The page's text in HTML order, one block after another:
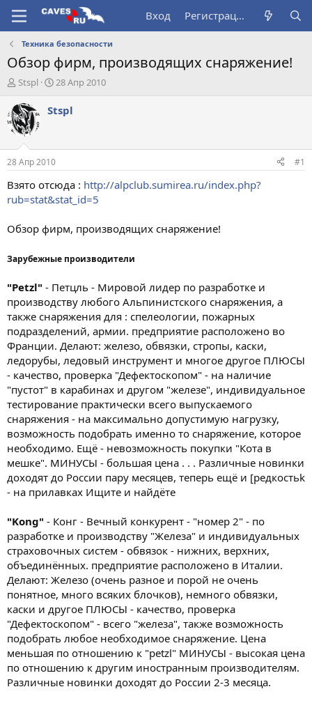
Вход Регистрация
Техника безопасности
Обзор фирм, производящих снаряжение!
А
т
о
р
т
е
м
ы
Stspl
Д
т
а
л
28 Апр 2010
Stspl
28 Апр 2010 #1
Взято отсюда : http://alpclub.sumirea.ru/index.php?
rub=stat&stat_id=5
Обзор фирм, производящих снаряжение!
Зарубежные производители
"Petzl" - Петцль - Мировой лидер по разработке и
производству любого Альпинистского снаряжения, а
также снаряжения для : спелеологии, пожарных
подразделений, армии. предприятие расположено во
Франции. Делают: железо, обвязки, стропы, каски,
ледорубы, ледовый инструмент и многое другое ПЛЮСЫ
- качество, проверка "Дефектоскопом" - на наличие
"пустот" в карабинах и другом "железе", индивидуальное
тестирование практически всего выпускаемого
снаряжения - на максимально допустимую нагрузку,
возможность подобрать именно то снаряжение, которое
необходимо. Ещё - невозможность покупки "Кота в
мешке". МИНУСЫ - большая цена . . . Различные новинки
доходят до России пару месяцев, теперь ещё и [редкостьk
- на прилавках Ищите и найдёте
"Kong" - Конг - Вечный конкурент - "номер 2" - по
разработке и производству "Железа" и индивидуальных
страховочных систем - обвязок - нижних, верхних,
объединённых. предприятие расположено в Италии.
Делают: Железо (очень разное и порой не очень
понятное, много всяких блочков), немного обвязки,
каски и другое ПЛЮСЫ - качество, проверка
"Дефектоскопом" - всего "железа", также возможность
подобрать любое необходимое снаряжение. Цена
меньшая по отношению к "petzl" МИНУСЫ - высокая цена
по отношению к другим иностранным производителям.
Различные новинки доходят до России 2-3 месяца.